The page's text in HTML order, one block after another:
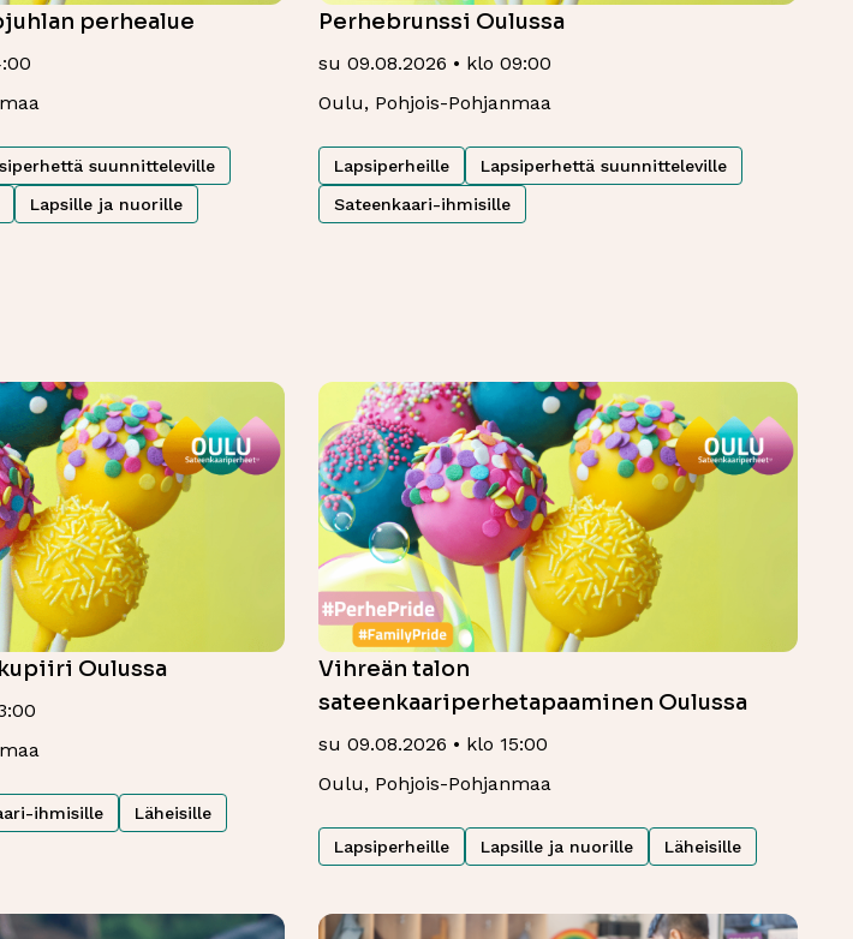
perhealue
suunnitteleville
Lapsille ja nuorille
Perhebrunssi Oulussa
su 09.08.2026 • klo 09:00
Oulu, Pohjois-Pohjanmaa
Lapsiperheille
Lapsiperhettä suunnitteleville
Sateenkaari-ihmisille
Oulussa
ihmisille Läheisille
Vihreän talon
sateenkaariperhetapaaminen Oulussa
su 09.08.2026 • klo 15:00
Oulu, Pohjois-Pohjanmaa
Lapsiperheille Lapsille ja nuorille Läheisille